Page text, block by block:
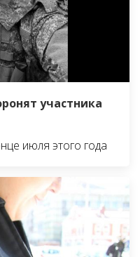
участника
июля этого года